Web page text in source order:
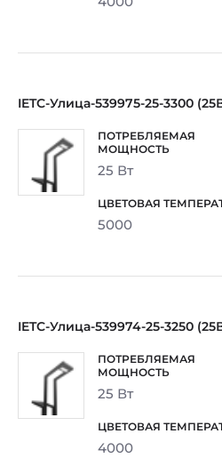
IETC-Улица-539975-25-3300
25 Вт
5000
IETC-Улица-539974-25-3250
25 Вт
4000